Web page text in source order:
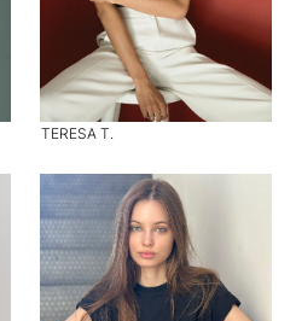
TERESA T.